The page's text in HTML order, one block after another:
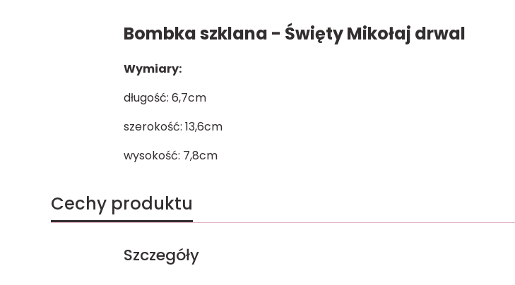
Bombka szklana - Święty Mikołaj drwal
Wymiary:
długość: 6,7cm
szerokość: 13,6cm
wysokość: 7,8cm
Cechy produktu
Szczegóły